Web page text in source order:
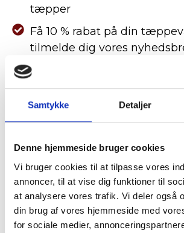
Samtykke Detaljer
Denne hjemmeside bruger cookies
Vi bruger cookies til at tilpasse vores
annoncer, til at vise dig funktioner til
at analysere vores trafik. Vi deler også
din brug af vores hjemmeside med
for sociale medier,
tæpper
Få 10 % rabat på din
tilmelde dig vores
KLIK HER
Kontaktinfo
Ring til os
44 99 41 41
Send os en